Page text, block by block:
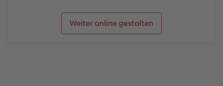
Weiter online gestalten